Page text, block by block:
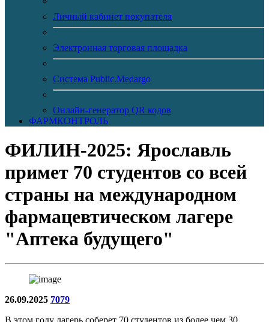
Личный кабинет покупателя
Электронная торговая площадка
Система Public.Medargo
Онлайн-генератор QR кодов
ФАРМКОНТРОЛЬ
ФИЛИН-2025: Ярославль
примет 70 студентов со всей
страны на международном
фармацевтическом лагере
"Аптека будущего"
26.09.2025 7079
В этом году лагерь соберет 70 студентов из более чем 30